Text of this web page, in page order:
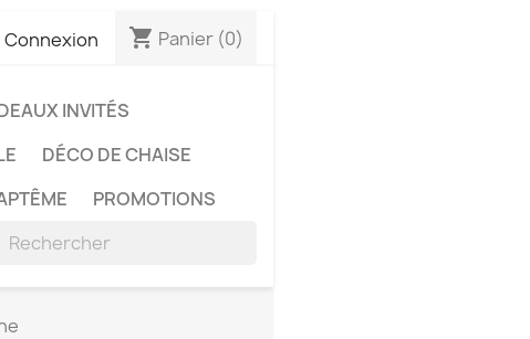
Connexion shopping_cart Panier (0)
INVITÉS
DÉCO DE CHAISE
PROMOTIONS